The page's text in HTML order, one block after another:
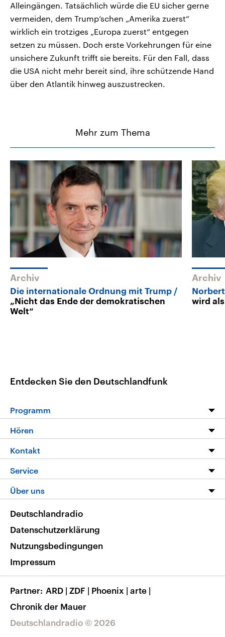
Alleingängen. Tatsächlich würde die EU sicher gerne
vermeiden, dem Trump’schen „Amerika zuerst“
wirklich ein trotziges „Europa zuerst“ entgegen
setzen zu müssen. Doch erste Vorkehrungen für eine
unsichere Zukunft trifft sie bereits. Für den Fall, dass
die USA nicht mehr bereit sind, ihre schützende Hand
über den Atlantik hinweg auszustrecken.
Mehr zum Thema
Archiv
Die internationale Ordnung mit Trump
„Nicht das Ende der demokratischen
Welt“
Archiv
wird
Entdecken Sie den Deutschlandfunk
Programm
Programm
Die Nachrichten
Nachrichtenleicht
Neue Beiträge auf dlf.de
Hören
Livestream
Podcasts
Deutschlandfunk App
Nachrichten App
Frequenzen
Kontakt
Hörerservice
Service
FAQ
Veranstaltungen
Musikliste
RSS
Über uns
Barrierefreiheit
Deutschlandradio © 2026
Deutschlandradio
Datenschutzerklärung
Nutzungsbedingungen
Impressum
Partner ARD | ZDF | Phoenix | arte |
Chronik der Mauer